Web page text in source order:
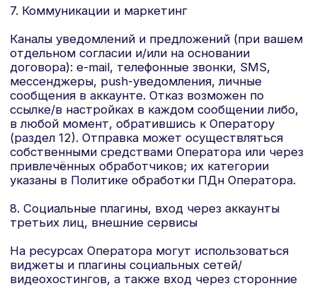
214031, Смоленская область, г. о. город
От подписок можно отказаться по ссылке/в
настройках каждого сообщения.
13. Автоматизированные решения
Решения, порождающие юридические
последствия для вас или иным образом
существенно затрагивающие ваши права и
законные интересы, не принимаются
исключительно автоматизированно, за
исключением случаев, прямо предусмотренных
законом либо отдельным согласием. При
применении рекомендаций/скоринга вы вправе
требовать участия человека, оспаривать
решение и излагать свою позицию.
Сроки определяются целями и требованиями
закона и могут составлять: для коммуникаций по
учётных записей и договорных отношений — на
срок действия договора/оказания услуг и в
течение периода обязательного хранения
документов, установленного